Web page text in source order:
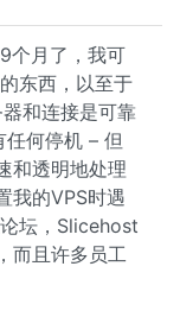
个月了，我可
东西，以至于
和连接是可靠
何停机 – 但
和透明地处理
我的VPS时遇
坛，Slicehost
而且许多员工